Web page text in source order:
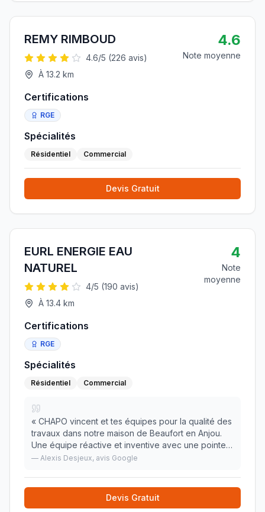
REMY RIMBOUD
4.6/5 (226 avis)
À 13.2 km
4.6
Note moyenne
Certifications
RGE
Spécialités
Résidentiel Commercial
Devis Gratuit
EURL ENERGIE EAU
NATUREL
4/5 (190 avis)
À 13.4 km
4
Note
moyenne
Certifications
RGE
Spécialités
Résidentiel Commercial
« CHAPO vincent et tes équipes pour la qualité des
travaux dans notre maison de Beaufort en Anjou.
Une équipe réactive et inventive avec une pointe
d'humour. Du super taff. Des solutions à nos
— Alexis Desjeux, avis Google
Devis Gratuit